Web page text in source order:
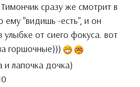
сразу же смотрит в
ему "видишь -есть", и он
улыбке от сиего фокуса. вот
горшочные)))
и лапочка дочка)